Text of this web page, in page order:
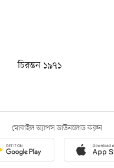
চিরন্তন ১৯৭১
মোবাইল অ্যাপস ডাউনলোড করুন